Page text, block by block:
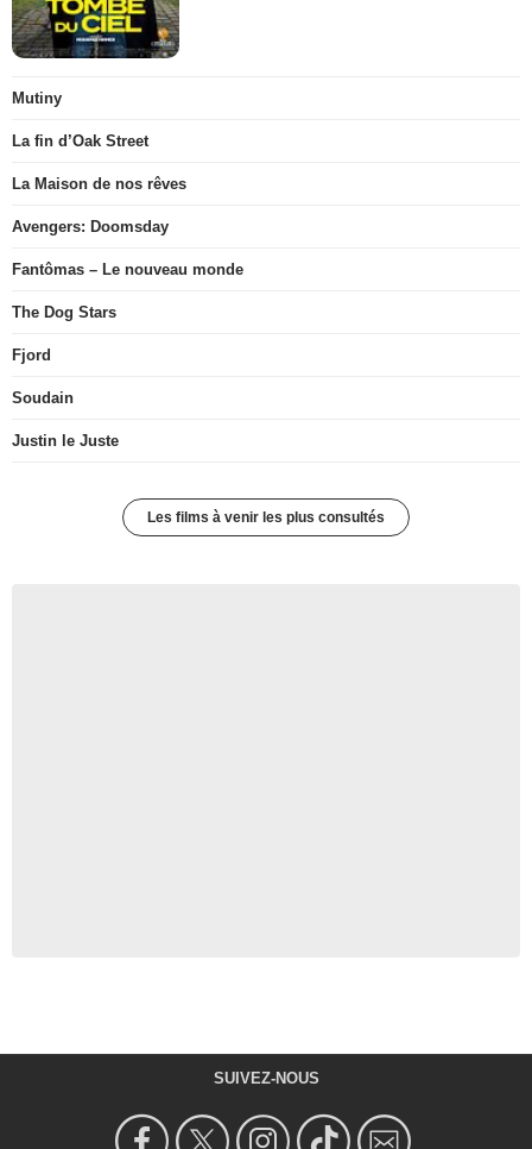
Mutiny
La fin d’Oak Street
La Maison de nos rêves
Avengers: Doomsday
Fantômas – Le nouveau monde
The Dog Stars
Fjord
Soudain
Justin le Juste
Les films à venir les plus consultés
SUIVEZ-NOUS